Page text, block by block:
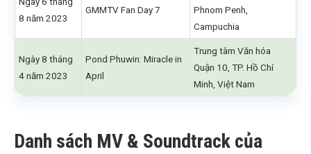
8 năm 2023
GMMTV Fan Day 7
Phnom Penh,
Campuchia
Ngày 8 tháng
4 năm 2023
Pond Phuwin: Miracle in
April
Trung tâm Văn hóa
Quận 10, TP. Hồ Chí
Minh, Việt Nam
Danh sách MV & Soundtrack của